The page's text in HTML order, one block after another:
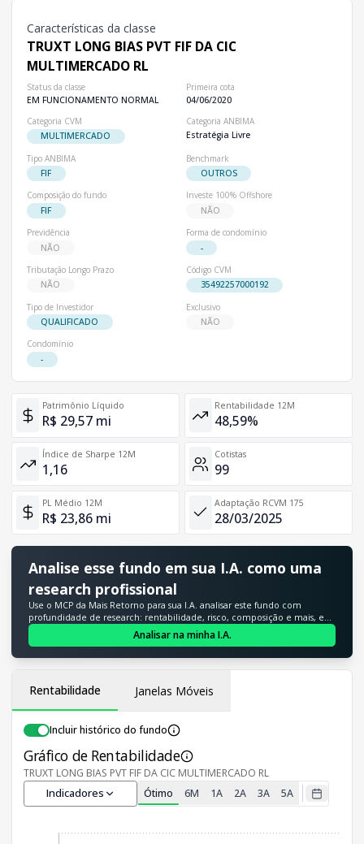
Características da classe
TRUXT LONG BIAS PVT FIF DA CIC
MULTIMERCADO RL
Status da classe
EM FUNCIONAMENTO NORMAL
Primeira cota
04/06/2020
Categoria CVM
MULTIMERCADO
Categoria ANBIMA
Estratégia Livre
Tipo ANBIMA
FIF
Benchmark
OUTROS
Composição do fundo
FIF
Investe 100% Offshore
NÃO
Previdência
NÃO
Forma de condomínio
-
Tributação Longo Prazo
NÃO
Código CVM
35492257000192
Tipo de Investidor
QUALIFICADO
Exclusivo
NÃO
Condomínio
-
Patrimônio Líquido
R$ 29,57 mi
Rentabilidade 12M
48,59%
Índice de Sharpe 12M
1,16
Cotistas
99
PL Médio 12M
R$ 23,86 mi
Adaptação RCVM 175
28/03/2025
Analise esse fundo em sua I.A. como uma
research profissional
Use o MCP da Mais Retorno para sua I.A. analisar este fundo com
profundidade de research: rentabilidade, risco, composição e mais, em
segundos.
Analisar na minha I.A.
Rentabilidade Janelas Móveis
Incluir histórico do fundo
Gráfico de Rentabilidade
TRUXT LONG BIAS PVT FIF DA CIC MULTIMERCADO RL
Indicadores Ótimo 6M 1A 2A 3A 5A